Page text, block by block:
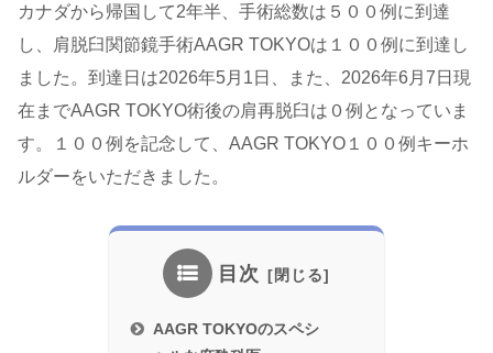
カナダから帰国して2年半、手術総数は５００例に到達
し、肩脱臼関節鏡手術AAGR TOKYOは１００例に到達し
ました。到達日は2026年5月1日、また、2026年6月7日現
在までAAGR TOKYO術後の肩再脱臼は０例となっていま
す。１００例を記念して、AAGR TOKYO１００例キーホ
ルダーをいただきました。
目次
AAGR TOKYOのスペシ